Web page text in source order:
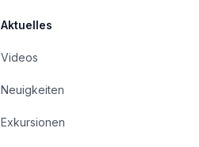
Aktuelles
Videos
Neuigkeiten
Exkursionen